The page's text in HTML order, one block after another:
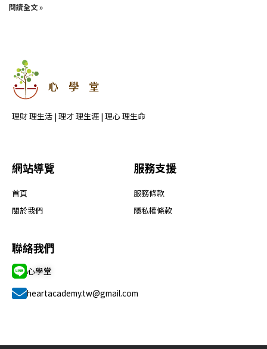
閱讀全文 »
理財 理生活 | 理才 理生涯 | 理心 理生命
網站導覽
首頁
關於我們
服務支援
服務條款
隱私權條款
聯絡我們
心學堂
heartacademy.tw@gmail.com